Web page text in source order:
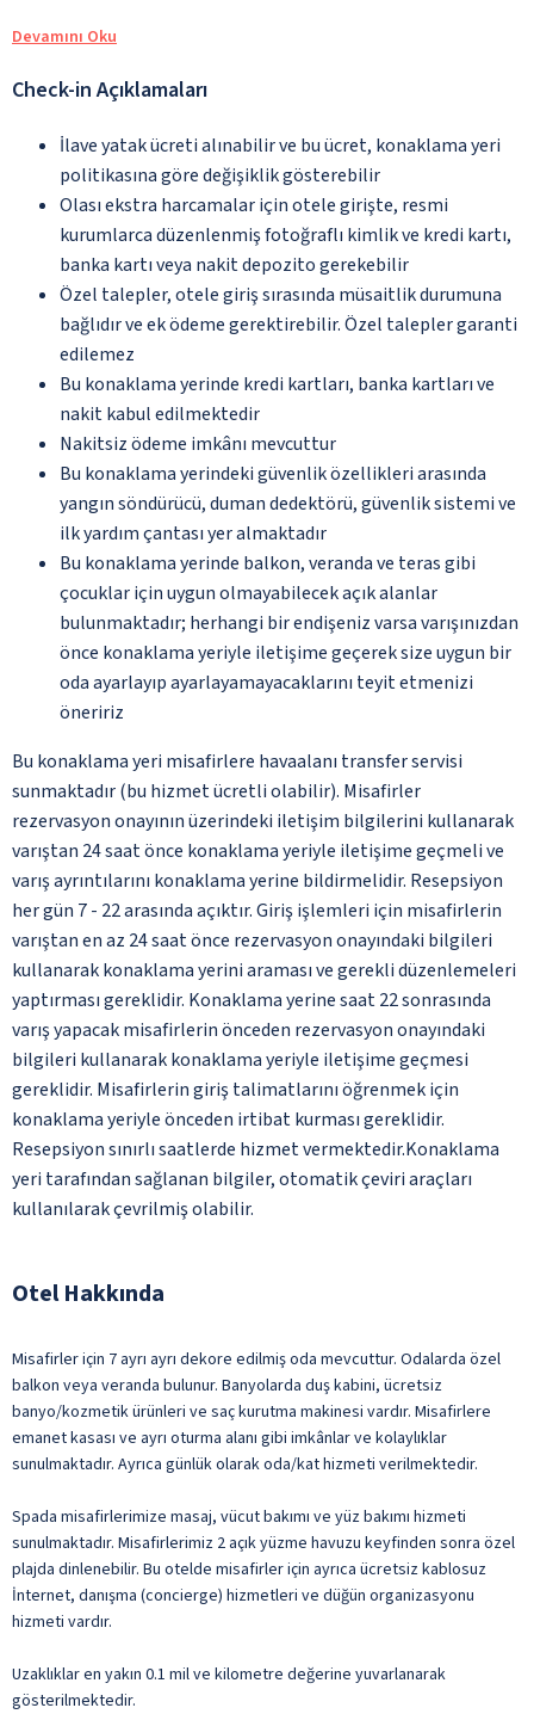
Devamını Oku
Check-in Açıklamaları
İlave yatak ücreti alınabilir ve bu ücret, konaklama yeri
politikasına göre değişiklik gösterebilir
Olası ekstra harcamalar için otele girişte, resmi
kurumlarca düzenlenmiş fotoğraflı kimlik ve kredi kartı,
banka kartı veya nakit depozito gerekebilir
Özel talepler, otele giriş sırasında müsaitlik durumuna
bağlıdır ve ek ödeme gerektirebilir. Özel talepler garanti
edilemez
Bu konaklama yerinde kredi kartları, banka kartları ve
nakit kabul edilmektedir
Nakitsiz ödeme imkânı mevcuttur
Bu konaklama yerindeki güvenlik özellikleri arasında
yangın söndürücü, duman dedektörü, güvenlik sistemi ve
ilk yardım çantası yer almaktadır
Bu konaklama yerinde balkon, veranda ve teras gibi
çocuklar için uygun olmayabilecek açık alanlar
bulunmaktadır; herhangi bir endişeniz varsa varışınızdan
önce konaklama yeriyle iletişime geçerek size uygun bir
oda ayarlayıp ayarlayamayacaklarını teyit etmenizi
öneririz
Bu konaklama yeri misafirlere havaalanı transfer servisi
sunmaktadır (bu hizmet ücretli olabilir). Misafirler
rezervasyon onayının üzerindeki iletişim bilgilerini kullanarak
varıştan 24 saat önce konaklama yeriyle iletişime geçmeli ve
varış ayrıntılarını konaklama yerine bildirmelidir. Resepsiyon
her gün 7 - 22 arasında açıktır. Giriş işlemleri için misafirlerin
varıştan en az 24 saat önce rezervasyon onayındaki bilgileri
kullanarak konaklama yerini araması ve gerekli düzenlemeleri
yaptırması gereklidir. Konaklama yerine saat 22 sonrasında
varış yapacak misafirlerin önceden rezervasyon onayındaki
bilgileri kullanarak konaklama yeriyle iletişime geçmesi
gereklidir. Misafirlerin giriş talimatlarını öğrenmek için
konaklama yeriyle önceden irtibat kurması gereklidir.
Resepsiyon sınırlı saatlerde hizmet vermektedir.Konaklama
yeri tarafından sağlanan bilgiler, otomatik çeviri araçları
kullanılarak çevrilmiş olabilir.
Otel Hakkında
Misafirler için 7 ayrı ayrı dekore edilmiş oda mevcuttur. Odalarda özel
balkon veya veranda bulunur. Banyolarda duş kabini, ücretsiz
banyo/kozmetik ürünleri ve saç kurutma makinesi vardır. Misafirlere
emanet kasası ve ayrı oturma alanı gibi imkânlar ve kolaylıklar
sunulmaktadır. Ayrıca günlük olarak oda/kat hizmeti verilmektedir.
Spada misafirlerimize masaj, vücut bakımı ve yüz bakımı hizmeti
sunulmaktadır. Misafirlerimiz 2 açık yüzme havuzu keyfinden sonra özel
plajda dinlenebilir. Bu otelde misafirler için ayrıca ücretsiz kablosuz
İnternet, danışma (concierge) hizmetleri ve düğün organizasyonu
hizmeti vardır.
Uzaklıklar en yakın 0.1 mil ve kilometre değerine yuvarlanarak
gösterilmektedir.